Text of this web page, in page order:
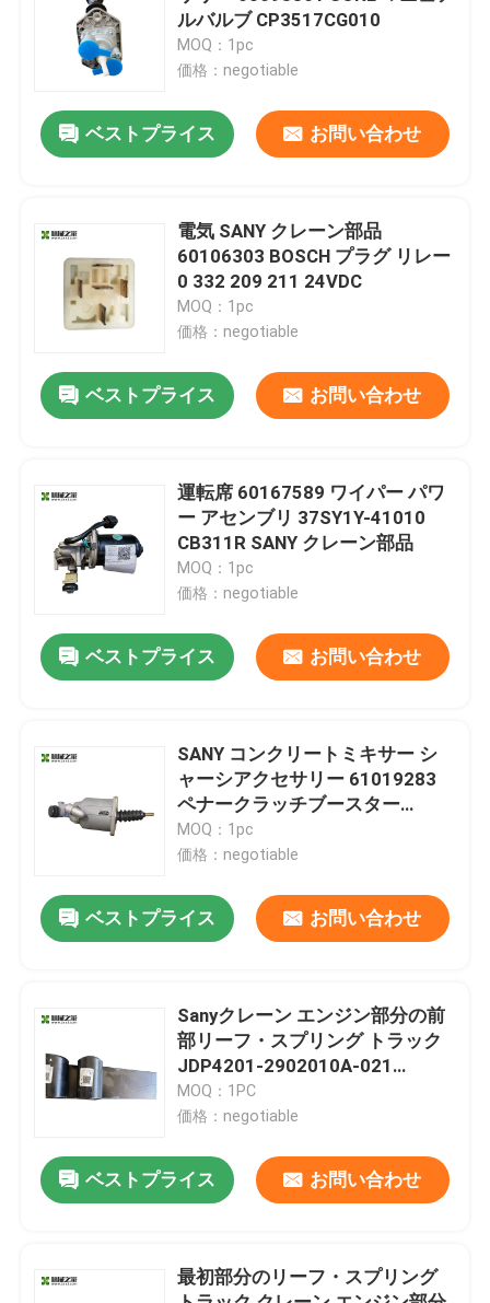
家
私達について
品質管理
私達に連絡しなさい
引用を要求しなさい
使用されたトラック クレーン
すべての地勢クレーン使用される
ルバルブ CP3517CG010
MOQ：1pc
価格：negotiable
ベストプライス お問い合わせ
電気 SANY クレーン部品
60106303 BOSCH プラグ リレー
0 332 209 211 24VDC
MOQ：1pc
価格：negotiable
ベストプライス お問い合わせ
運転席 60167589 ワイパー パワ
ー アセンブリ 37SY1Y-41010
CB311R SANY クレーン部品
MOQ：1pc
価格：negotiable
ベストプライス お問い合わせ
SANY コンクリートミキサー シ
ャーシアクセサリー 61019283
ペナークラッチブースター
ZZXDP360C8RST.16-1
MOQ：1pc
価格：negotiable
ベストプライス お問い合わせ
Sanyクレーン エンジン部分の前
部リーフ・スプリング トラック
JDP4201-2902010A-021
60342377
MOQ：1PC
価格：negotiable
ベストプライス お問い合わせ
最初部分のリーフ・スプリング